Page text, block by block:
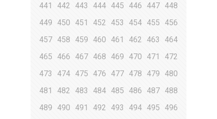
441
442 443 444 445 446 447 448
449
450 451 452 453 454 455
456
457 458 459 460 461 462 463
464
465
466 467 468 469 470 471
472
473
474 475 476 477 478 479
480
481
482 483 484 485 486 487 488
489
490 491 492 493 494 495
496